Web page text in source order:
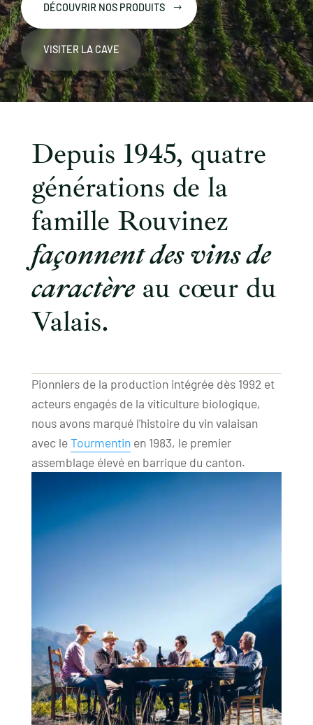
DÉCOUVRIR NOS PRODUITS
VISITER LA CAVE
Depuis 1945, quatre
générations de la
famille Rouvinez
façonnent des vins de
caractèreau cœur du
Valais.
Pionniers de la production intégrée dès 1992 et
acteurs engagés de la viticulture biologique,
nous avons marqué l'histoire du vin valaisan
avec leTourmentinen 1983, le premier
assemblage élevé en barrique du canton.